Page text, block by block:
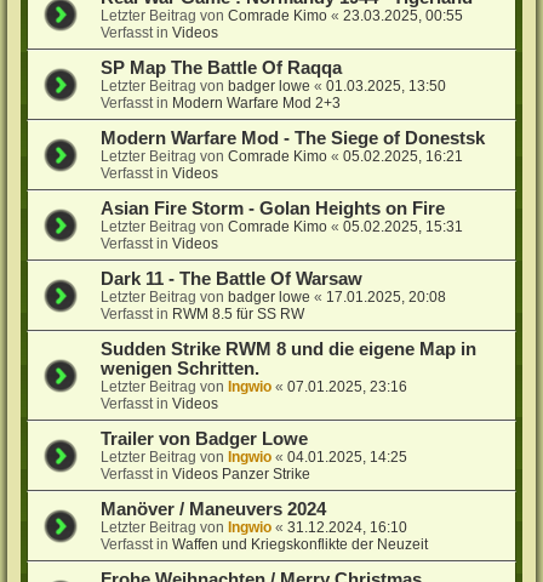
Letzter Beitrag vonComrade Kimo «23.03.2025, 00:55
Verfasst inVideos
SP Map The Battle Of Raqqa
Letzter Beitrag vonbadger lowe «01.03.2025, 13:50
Verfasst in Modern Warfare Mod 2+3
Modern Warfare Mod - The Siege of Donestsk
Letzter Beitrag vonComrade Kimo «05.02.2025, 16:21
Verfasst inVideos
Asian Fire Storm - Golan Heights on Fire
Letzter Beitrag vonComrade Kimo «05.02.2025, 15:31
Verfasst inVideos
Dark 11 - The Battle Of Warsaw
Letzter Beitrag vonbadger lowe « 17.01.2025, 20:08
Verfasst in RWM 8.5 für SS RW
Sudden Strike RWM 8 und die eigene Map in
wenigen Schritten.
Letzter Beitrag vonIngwio «07.01.2025, 23:16
Verfasst inVideos
Trailer von Badger Lowe
Letzter Beitrag vonIngwio «04.01.2025, 14:25
Verfasst inVideos Panzer Strike
Manöver / Maneuvers 2024
Letzter Beitrag vonIngwio «31.12.2024, 16:10
Verfasst inWaffen und Kriegskonflikte der Neuzeit